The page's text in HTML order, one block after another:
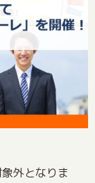
外となりま